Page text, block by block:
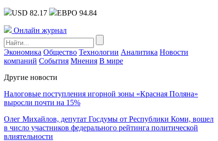
USD 82.17 ЕВРО 94.84
Онлайн журнал
Экономика Общество Технологии Аналитика Новости
компаний События Мнения В мире
Другие новости
Налоговые поступления игорной зоны «Красная Поляна»
выросли почти на 15%
Олег Михайлов, депутат Госдумы от Республики Коми, вошел
в число участников федерального рейтинга политической
влиятельности